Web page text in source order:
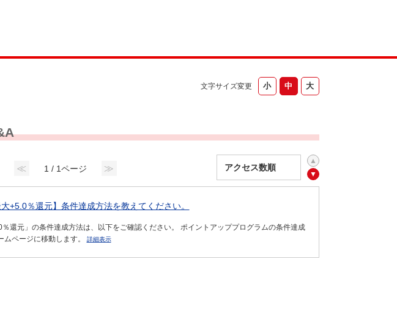
文字サイズ変更
≪ 1 / 1ページ ≫
+5.0％還元】条件達成方法を教えてください。
％還元」の条件達成方法は、以下をご確認ください。 ポイントアッププログラムの条件達成
ページに移動します。
詳細表示